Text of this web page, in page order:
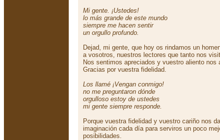
Mi gente. ¡Ustedes!
lo más grande de este mundo
siempre me hacen sentir
un orgullo profundo.
Dejad, mi gente, que hoy os rindamos un
a vosotros, nuestros lectores que tanto nos
Nos sentimos apreciados y vuestro aliento nos
Gracias por vuestra fidelidad.
Los llamé ¡Vengan conmigo!
no me preguntaron dónde
orgulloso estoy de ustedes
mi gente siempre responde.
Porque vuestra fidelidad y vuestro cariño nos
imaginación cada día para serviros un poco
posibilidades.